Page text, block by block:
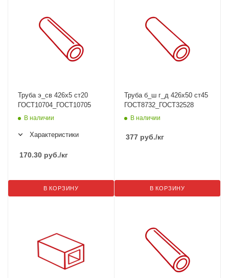
Труба э_св 426х5 ст20
ГОСТ10704_ГОСТ10705
В наличии
Характеристики
170.30 руб./кг
В КОРЗИНУ
Труба б_ш г_д 426х50 ст45
ГОСТ8732_ГОСТ32528
В наличии
377 руб./кг
В КОРЗИНУ